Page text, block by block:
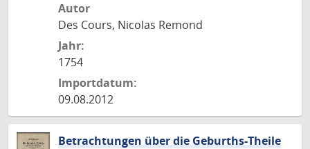
Autor
Des Cours, Nicolas Remond
Jahr:
1754
Importdatum:
09.08.2012
Betrachtungen über die Geburths-Theile